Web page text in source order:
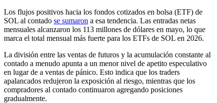
Los flujos positivos hacia los fondos cotizados en bolsa (ETF) de
SOL al contado se sumaron a esa tendencia. Las entradas netas
mensuales alcanzaron los 113 millones de dólares en mayo, lo que
marca el total mensual más fuerte para los ETFs de SOL en 2026.
La división entre las ventas de futuros y la acumulación constante al
contado a menudo apunta a un menor nivel de apetito especulativo
en lugar de a ventas de pánico. Esto indica que los traders
apalancados redujeron la exposición al riesgo, mientras que los
compradores al contado continuaron agregando posiciones
gradualmente.